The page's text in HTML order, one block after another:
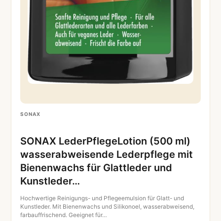
SONAX
SONAX LederPflegeLotion (500 ml)
wasserabweisende Lederpflege mit
Bienenwachs für Glattleder und
Kunstleder…
Hochwertige Reinigungs- und Pflegeemulsion für Glatt- und
Kunstleder. Mit Bienenwachs und Silikonoel, wasserabweisend,
farbauffrischend. Geeignet für…